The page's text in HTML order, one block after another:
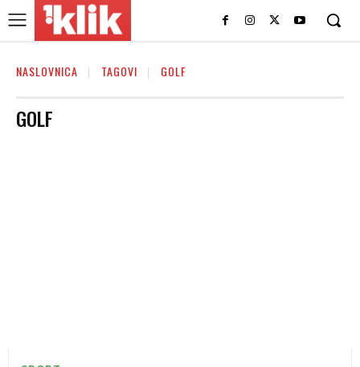
NASLOVNICA TAGOVI GOLF
GOLF